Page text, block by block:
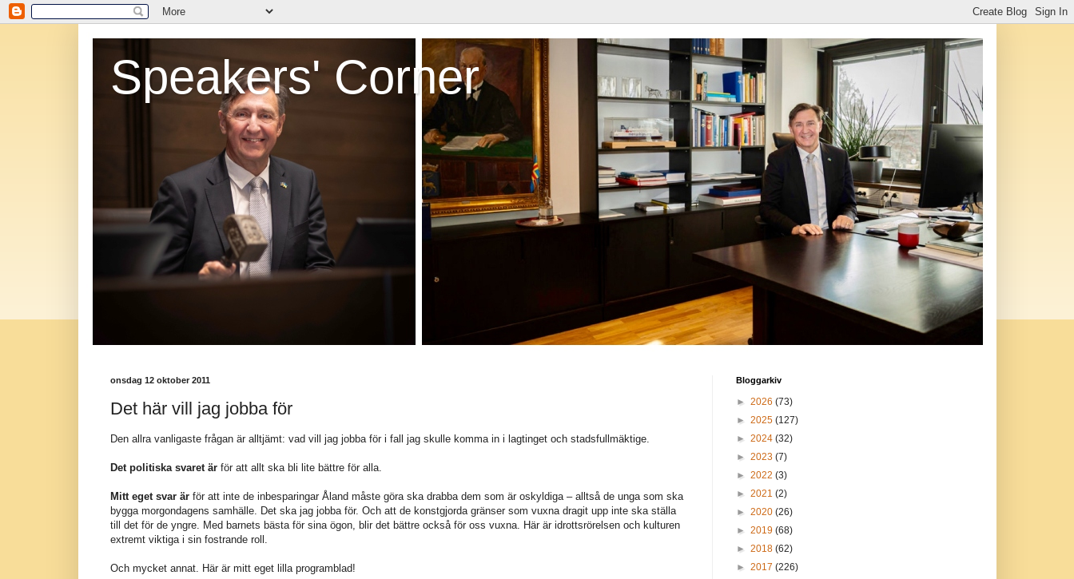
Speakers' Corner
onsdag 12 oktober 2011
Det här vill jag jobba för
Den allra vanligaste frågan är alltjämt: vad vill jag jobba för i fall jag skulle komma in i lagtinget och stadsfullmäktige.
Det politiska svaret är för att allt ska bli lite bättre för alla.
Mitt eget svar är för att inte de inbesparingar Åland måste göra ska drabba dem som är oskyldiga – alltså de unga som ska
bygga morgondagens samhälle. Det ska jag jobba för. Och att de konstgjorda gränser som vuxna dragit upp inte ska ställa
till det för de yngre. Med barnets bästa för sina ögon, blir det bättre också för oss vuxna. Här är idrottsrörelsen och kulturen
extremt viktiga i sin fostrande roll.
Och mycket annat. Här är mitt eget lilla programblad!
Bloggarkiv
► 2026 (73)
► 2025 (127)
► 2024 (32)
► 2023 (7)
► 2022 (3)
► 2021 (2)
► 2020 (26)
► 2019 (68)
► 2018 (62)
► 2017 (226)